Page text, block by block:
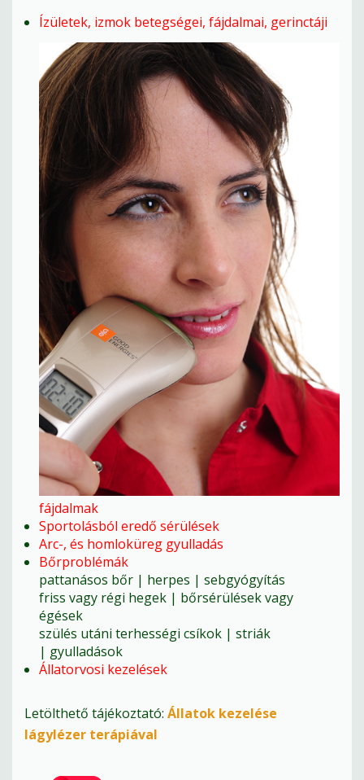
Ízületek, izmok betegségei, fájdalmai, gerinctáji
fájdalmak
Sportolásból eredő sérülések
Arc-, és homloküreg gyulladás
Bőrproblémák
pattanásos bőr | herpes | sebgyógyítás
friss vagy régi hegek | bőrsérülések vagy
égések
szülés utáni terhességi csíkok | striák
| gyulladások
Állatorvosi kezelések
Letölthető tájékoztató: Állatok kezelése
lágylézer terápiával